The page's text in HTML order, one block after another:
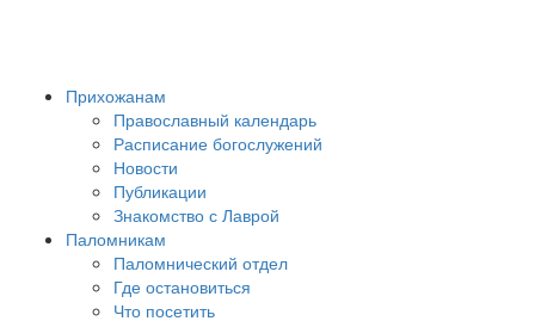
Прихожанам
Православный календарь
Расписание богослужений
Новости
Публикации
Знакомство с Лаврой
Паломникам
Паломнический отдел
Где остановиться
Что посетить